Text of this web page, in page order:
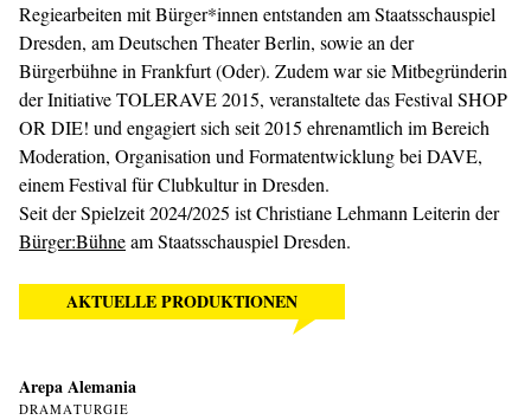
Regiearbeiten mit Bürger*innen entstanden am Staatsschauspiel
Dresden, am Deutschen Theater Berlin, sowie an der
Bürgerbühne in Frankfurt (Oder). Zudem war sie Mitbegründerin
der Initiative TOLERAVE 2015, veranstaltete das Festival SHOP
OR DIE! und engagiert sich seit 2015 ehrenamtlich im Bereich
Moderation, Organisation und Formatentwicklung bei DAVE,
einem Festival für Clubkultur in Dresden.
Seit der Spielzeit 2024/2025 ist Christiane Lehmann Leiterin der
Bürger:Bühneam Staatsschauspiel Dresden.
AKTUELLE PRODUKTIONEN
Arepa Alemania
DRAMATURGIE